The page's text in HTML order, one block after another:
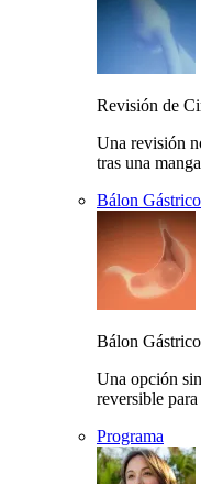
Revisión de
Una revisión
tras una
Bálon Gástrico
Bálon Gástrico
Una opción
reversible
Programa